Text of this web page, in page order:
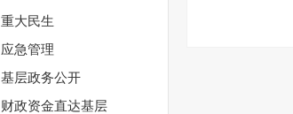
重大民生
应急管理
基层政务公开
财政资金直达基层